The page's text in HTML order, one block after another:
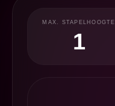
MAX. STAPELHOOGTE
1